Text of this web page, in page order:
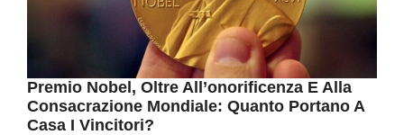
Premio Nobel, Oltre All’onorificenza E Alla
Consacrazione Mondiale: Quanto Portano A
Casa I Vincitori?